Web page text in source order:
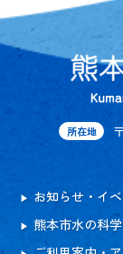
所在地
お知らせ・イ
熊本市水の科